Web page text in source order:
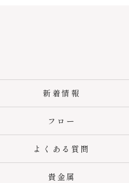
新着情報
フロー
よくある質問
貴金属